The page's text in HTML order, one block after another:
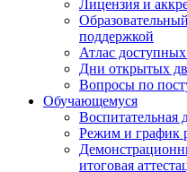
Лицензия и
поддержкой
Атлас
Дни открытых
Вопросы по
Обучающемуся
Воспитательная
Режим и график
итоговая